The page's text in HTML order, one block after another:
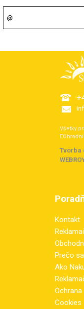
Všetky
Tvorba
Kontakt
Prečo
Ako
Cookies